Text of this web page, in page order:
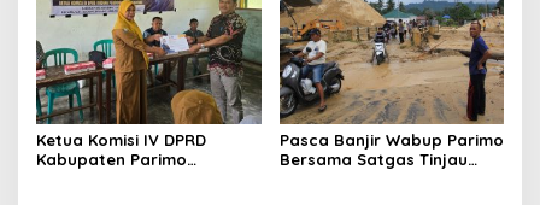
Ketua Komisi IV DPRD
Kabupaten Parimo
Pasca Banjir Wabup Parimo
Bersama Satgas Tinjau